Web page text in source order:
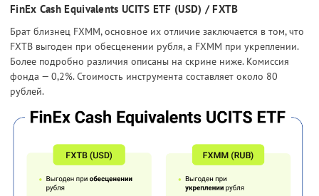
FinEx Cash Equivalents UCITS ETF (USD) / FXTB
Брат близнец FXMM, основное их отличие заключается в том, что
FXTB выгоден при обесценении рубля, а FXMM при укреплении.
Более подробно различия описаны на скрине ниже. Комиссия
фонда — 0,2%. Стоимость инструмента составляет около 80
рублей.